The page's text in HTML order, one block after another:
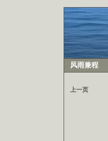
风雨兼程
上一页